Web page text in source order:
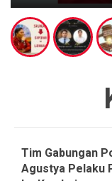
Tim Gabungan
Agustya Pelaku